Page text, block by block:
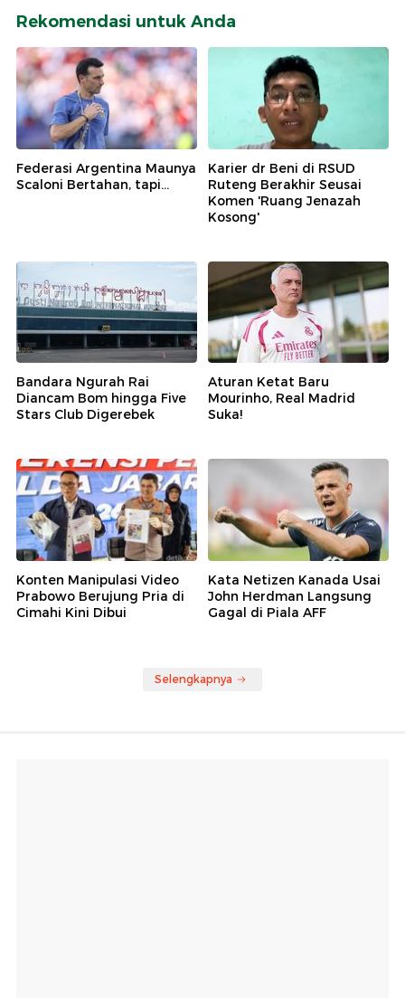
Rekomendasi untuk Anda
Federasi Argentina Maunya
Scaloni Bertahan, tapi...
Karier dr Beni di RSUD
Ruteng Berakhir Seusai
Komen 'Ruang Jenazah
Kosong'
Bandara Ngurah Rai
Diancam Bom hingga Five
Stars Club Digerebek
Aturan Ketat Baru
Mourinho, Real Madrid
Suka!
Konten Manipulasi Video
Prabowo Berujung Pria di
Cimahi Kini Dibui
Kata Netizen Kanada Usai
John Herdman Langsung
Gagal di Piala AFF
Selengkapnya